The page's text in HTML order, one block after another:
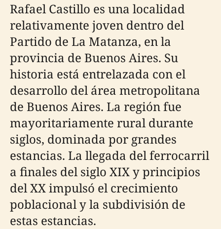
Rafael Castillo es una localidad
relativamente joven dentro del
Partido de La Matanza, en la
provincia de Buenos Aires. Su
historia está entrelazada con el
desarrollo del área metropolitana
de Buenos Aires. La región fue
mayoritariamente rural durante
siglos, dominada por grandes
estancias. La llegada del ferrocarril
a finales del siglo XIX y principios
del XX impulsó el crecimiento
poblacional y la subdivisión de
estas estancias.